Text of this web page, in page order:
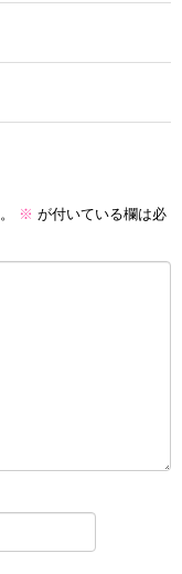
※ が付いている欄は必